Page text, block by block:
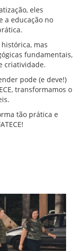
eles
a educação no
mas
fundamentais,
criatividade.
pode (e deve!)
transformamos o
tão prática e